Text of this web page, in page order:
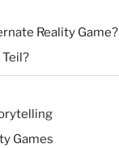
Reality Game?
Games